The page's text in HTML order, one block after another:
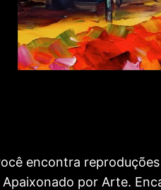
encontra
Apaixonado por Arte.